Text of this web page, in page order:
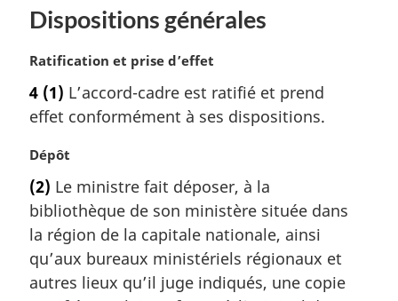
g
n
l
e
Dispositions générales
N
t
e
a
r
g
i
n
a
e
Ratification et prise d’effet
4 (1) L’accord-cadre est ratifié et prend
effet conformément à ses dispositions.
N
t
e
m
a
g
Dépôt
(2) Le ministre fait déposer, à la
bibliothèque de son ministère située dans
la région de la capitale nationale, ainsi
qu’aux bureaux ministériels régionaux et
autres lieux qu’il juge indiqués, une copie